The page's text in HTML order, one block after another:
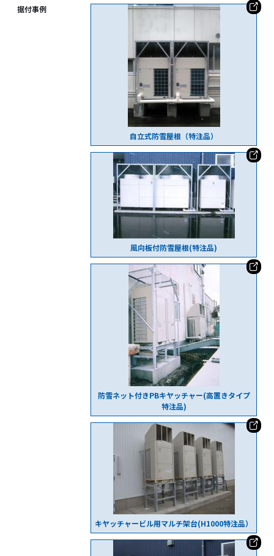
据付事例
自立式防雪屋根（特注品）
風向板付防雪屋根(特注品)
防雪ネット付きPBキヤッチャー(高置きタイプ
特注品)
キヤッチャービル用マルチ架台(H1000特注品）